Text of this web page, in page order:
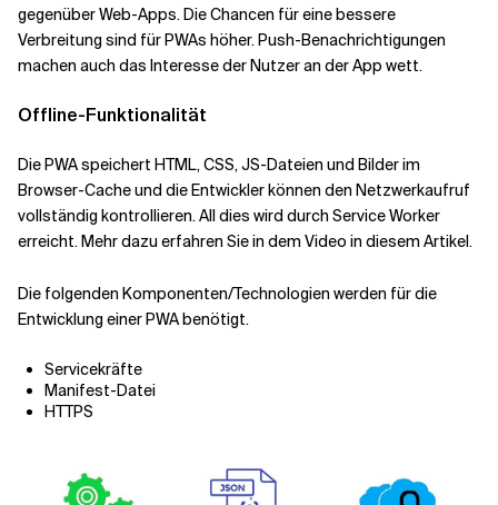
gegenüber Web-Apps. Die Chancen für eine bessere
Verbreitung sind für PWAs höher. Push-Benachrichtigungen
machen auch das Interesse der Nutzer an der App wett.
Offline-Funktionalität
Die PWA speichert HTML, CSS, JS-Dateien und Bilder im
Browser-Cache und die Entwickler können den Netzwerkaufruf
vollständig kontrollieren. All dies wird durch Service Worker
erreicht. Mehr dazu erfahren Sie in dem Video in diesem Artikel.
Die folgenden Komponenten/Technologien werden für die
Entwicklung einer PWA benötigt.
Servicekräfte
Manifest-Datei
HTTPS